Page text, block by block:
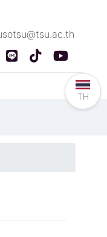
TH